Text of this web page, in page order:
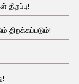
திறப்பு!
திறக்கப்படும்!